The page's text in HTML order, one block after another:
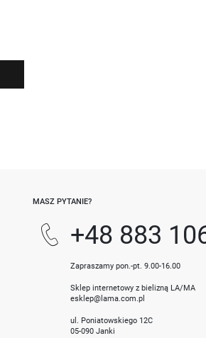
MASZ PYTANIE?
+48 883
Zapraszamy pon.-pt. 9.00-16.00
Sklep internetowy z bielizną LA/MA
esklep@lama.com.pl
ul. Poniatowskiego 12C
05-090 Janki